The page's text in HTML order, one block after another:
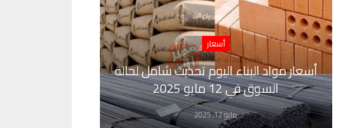
أسعار
أسعار مواد البناء اليوم تحديث شامل لحالة
السوق في 12 مايو 2025
مايو 12, 2025